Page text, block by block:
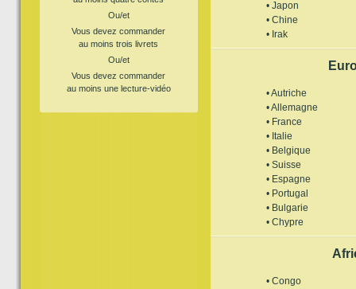
Ou/et
Vous devez commander
au moins trois livrets
Ou/et
Vous devez commander
au moins une lecture-vidéo
• Japon
• Chine
• Irak
• Autriche
• Allemagne
• France
• Italie
• Belgique
• Suisse
• Espagne
• Portugal
• Bulgarie
• Chypre
• Congo